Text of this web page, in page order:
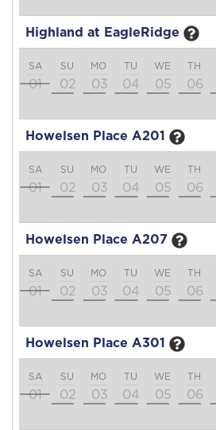
Highland at EagleRidge
SA
01
SU
02
MO
03
TU
04
WE
05
TH
06
Howelsen Place A201
SA
01
SU
02
MO
03
TU
04
WE
05
TH
06
Howelsen Place A207
SA
01
SU
02
MO
03
TU
04
WE
05
TH
06
Howelsen Place A301
SA
01
SU
02
MO
03
TU
04
WE
05
TH
06